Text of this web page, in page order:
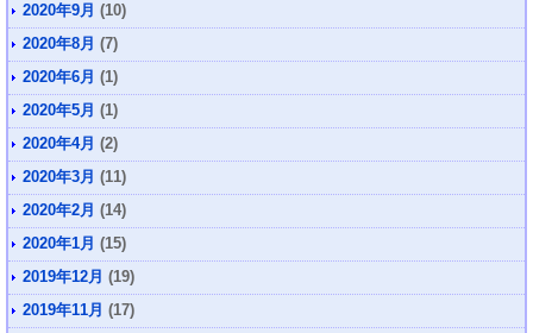
2020年9月 (10)
2020年8月 (7)
2020年6月 (1)
2020年5月 (1)
2020年4月 (2)
2020年3月 (11)
2020年2月 (14)
2020年1月 (15)
2019年12月 (19)
2019年11月 (17)